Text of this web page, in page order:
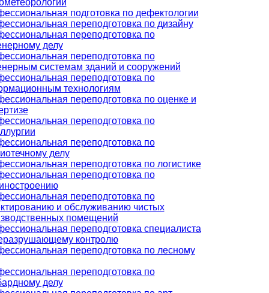
подготовка по дефектологии
переподготовка по дизайну
переподготовка по
делу
переподготовка по
системам зданий и сооружений
переподготовка по
технологиям
переподготовка по оценке и
переподготовка по
переподготовка по
делу
переподготовка по логистике
переподготовка по
переподготовка по
и обслуживанию чистых
помещений
переподготовка специалиста
контролю
переподготовка по лесному
переподготовка по
делу